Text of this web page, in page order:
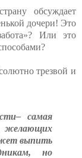
обсуждает
дочери! Это
Или это
трезвой и
самая
желающих
выпить
но